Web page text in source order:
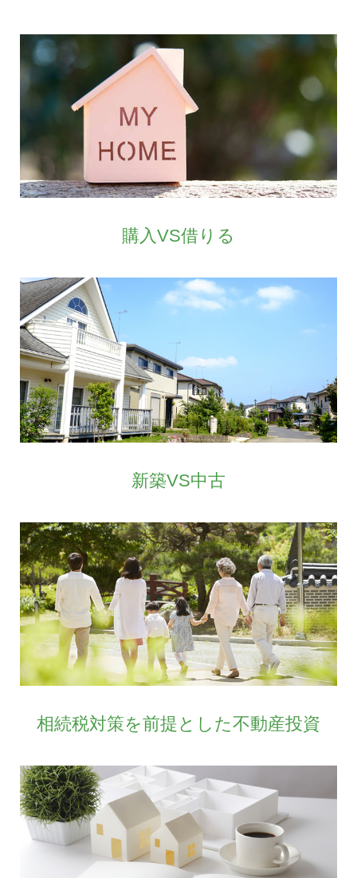
購入VS借りる
新築VS中古
相続税対策を前提とした不動産投資